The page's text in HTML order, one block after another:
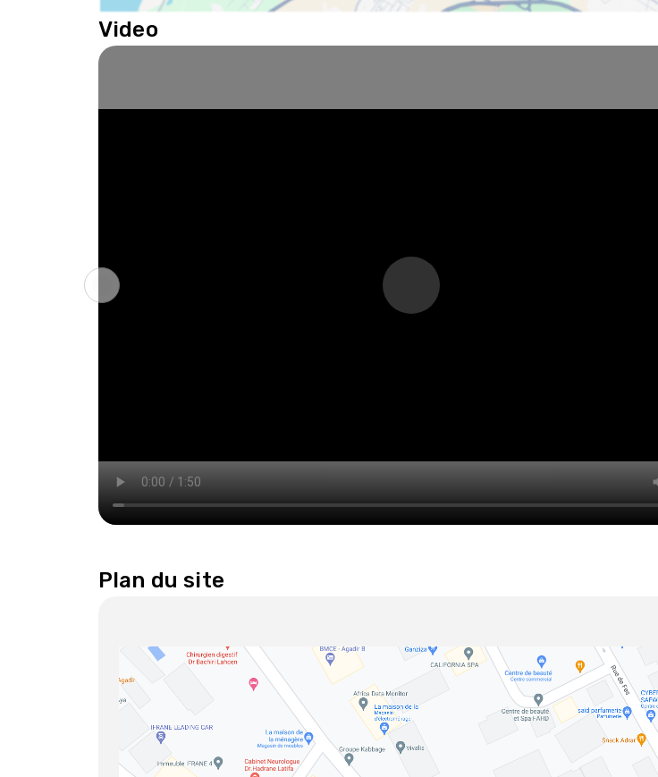
câblages et offrant une meilleure esthétique.
Video
Plan du site